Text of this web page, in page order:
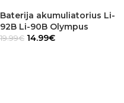
Baterija akumuliatorius Li-
92B Li-90B Olympus
19.99€ 14.99€